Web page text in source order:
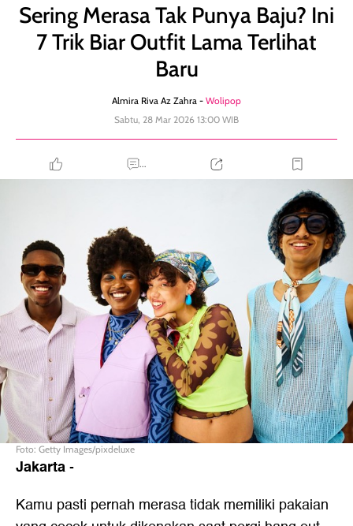
Sering Merasa Tak Punya Baju? Ini
7 Trik Biar Outfit Lama Terlihat
Baru
Almira Riva Az Zahra - Wolipop
Sabtu, 28 Mar 2026 13:00 WIB
...
Foto: Getty Images/pixdeluxe
Jakarta-
Kamu pasti pernah merasa tidak memiliki pakaian